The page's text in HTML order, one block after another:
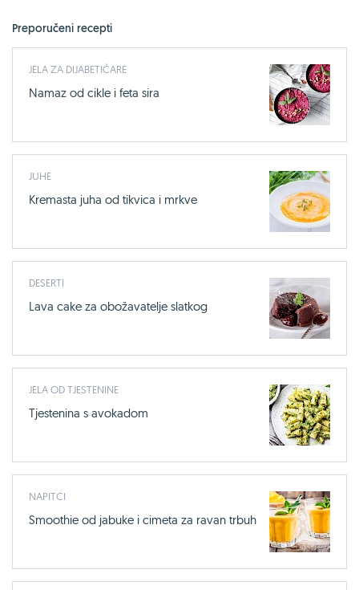
Preporučeni recepti
JELA ZA DIJABETIČARE
Namaz od cikle i feta sira
JUHE
Kremasta juha od tikvica i mrkve
DESERTI
Lava cake za obožavatelje slatkog
JELA OD TJESTENINE
Tjestenina s avokadom
NAPITCI
Smoothie od jabuke i cimeta za ravan trbuh